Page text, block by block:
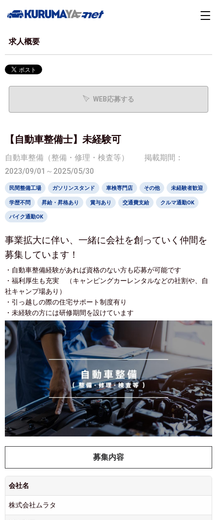
求人概要
WEB応募する
【自動車整備士】未経験可
自動車整備（整備・修理・検査等）
掲載期間：
2023/09/01～2025/05/30
民間整備工場 ガソリンスタンド 車検専門店 その他 未経験者歓迎
学歴不問 昇給・昇格あり 賞与あり 交通費支給 クルマ通勤OK
バイク通勤OK
事業拡大に伴い、一緒に会社を創っていく仲間を
募集しています！
・自動車整備経験があれば資格のない方も応募が可能です
・福利厚生も充実 （キャンピングカーレンタルなどの社割や、自
社キャンプ場あり）
・引っ越しの際の住宅サポート制度有り
・未経験の方には研修期間を設けています
募集内容
会社名
株式会社ムラタ